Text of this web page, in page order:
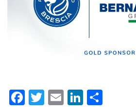
Facebook
Twitter
EmailLinkedIn